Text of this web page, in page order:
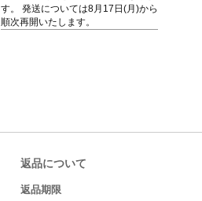
す。 発送については8月17日(月)から
順次再開いたします。
返品について
返品期限